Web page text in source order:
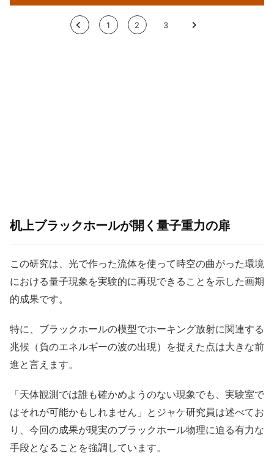
< 1 2 3 >
机上ブラックホールが開く量子重力の扉
この研究は、光で作った流体を使って時空の曲がった環境
における量子現象を実験的に再現できることを示した画期
的成果です。
特に、ブラックホールの模型でホーキング放射に関連する
兆候（負のエネルギーの波の出現）を捉えた点は大きな前
進と言えます。
「天体観測では誰も確かめようのない現象でも、実験室で
はそれが可能かもしれません」とジャケ研究員は述べてお
り、今回の成果が現実のブラックホール物理に迫る有力な
手段となることを強調しています。